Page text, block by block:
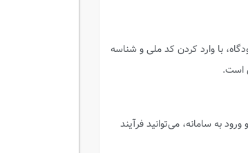
با وارد کردن کد ملی و شناسه
است.
به سامانه، می‌توانید فرآیند